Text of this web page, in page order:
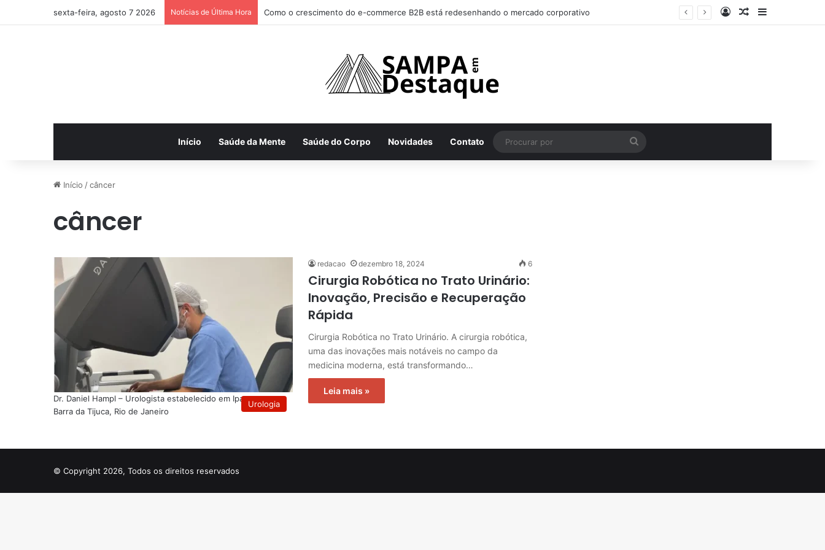
sexta-feira, agosto 7 2026 Notícias de Última Hora Como o crescimento do e-commerce B2B está redesenhando o mercado corporativo EntrarArtigo aleatório
Barra Lateral
Início Saúde da Mente Saúde do Corpo Novidades Contato
por
Início /câncer
câncer
Urologia
Dr. Daniel Hampl – Urologista estabelecido em Ipanema e
Barra da Tijuca, Rio de Janeiro
redacao dezembro 18, 2024 6
Cirurgia Robótica no Trato Urinário:
Inovação, Precisão e Recuperação
Rápida
Cirurgia Robótica no Trato Urinário. A cirurgia robótica,
uma das inovações mais notáveis no campo da
medicina moderna, está transformando…
Leia mais »
© Copyright 2026, Todos os direitos reservados